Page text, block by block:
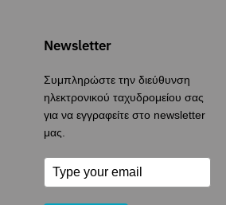
Newsletter
Συμπληρώστε την διεύθυνση
ηλεκτρονικού ταχυδρομείου σας
για να εγγραφείτε στο newsletter
μας.